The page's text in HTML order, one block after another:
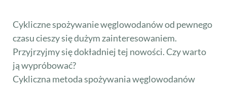
Cykliczne spożywanie węglowodanów od pewnego
czasu cieszy się dużym zainteresowaniem.
Przyjrzyjmy się dokładniej tej nowości. Czy warto
ją wypróbować?
Cykliczna metoda spożywania węglowodanów